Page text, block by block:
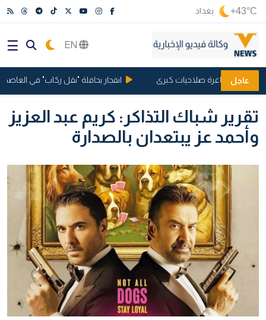
+43°C بغداد
عاجلالشاغرة صلاحيات كبرى انفجار بحافلة "نقل ركاب" في العاصمة
تقرير شباك التذاكر: كريم عبد العزيز
وأحمد عز يبتعدان بالصدارة